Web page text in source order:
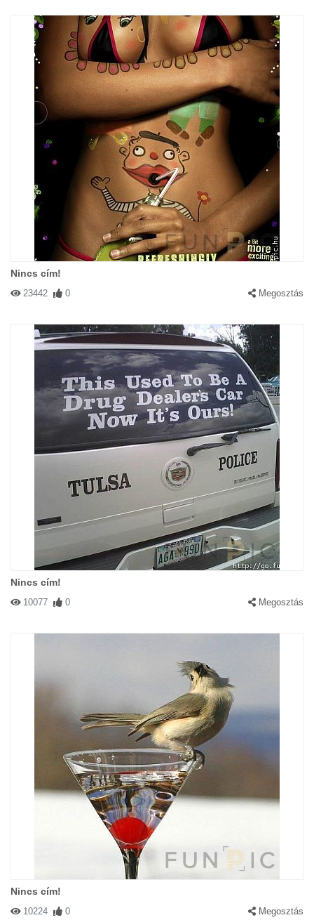
Nincs cím!
23442 0 Megosztás
Nincs cím!
10077 0 Megosztás
Nincs cím!
10224 0 Megosztás